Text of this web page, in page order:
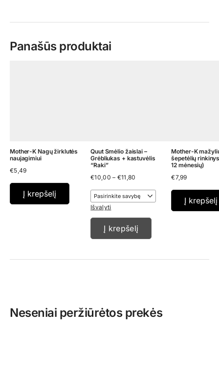
Panašūs produktai
Mother-K Nagų žirklutės
naujagimiui
€5,49
Į krepšelį
Quut Smėlio žaislai –
Grėbliukas + kastuvėlis
“Raki”
€10,00 – €11,80
€10,00
through
Išvalyti
Į krepšelį
Mother-K
šepetėlių
12 mėnesių)
€7,99
Į krepšelį
Neseniai peržiūrėtos prekės